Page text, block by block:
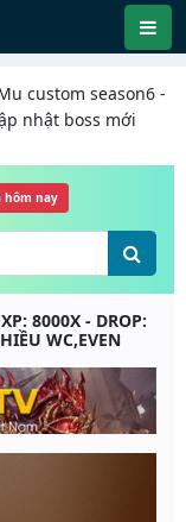
custom season6 -
nhật boss mới
hôm nay
8000X - DROP:
WC,EVEN